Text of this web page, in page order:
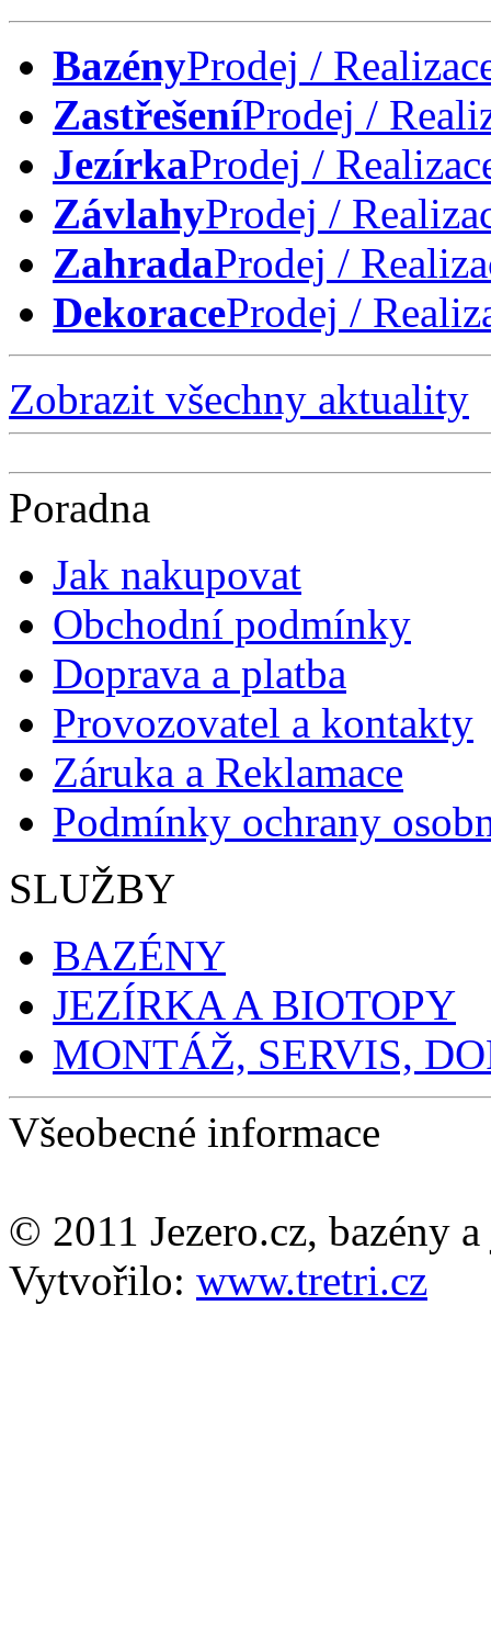
BazényProdej /
ZastřešeníProdej /
JezírkaProdej /
ZávlahyProdej /
ZahradaProdej /
DekoraceProdej /
Zobrazit všechny aktuality
Poradna
Jak nakupovat
Obchodní podmínky
Doprava a platba
Provozovatel a kontakty
Záruka a Reklamace
Podmínky ochrany
SLUŽBY
BAZÉNY
JEZÍRKA A BIOTOPY
MONTÁŽ, SERVIS,
Všeobecné informace
© 2011 Jezero.cz, bazény
Vytvořilo: www.tretri.cz